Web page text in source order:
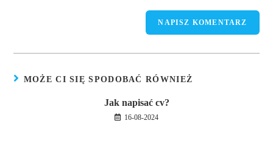
MOŻE CI SIĘ SPODOBAĆ RÓWNIEŻ
Jak napisać cv?
16-08-2024